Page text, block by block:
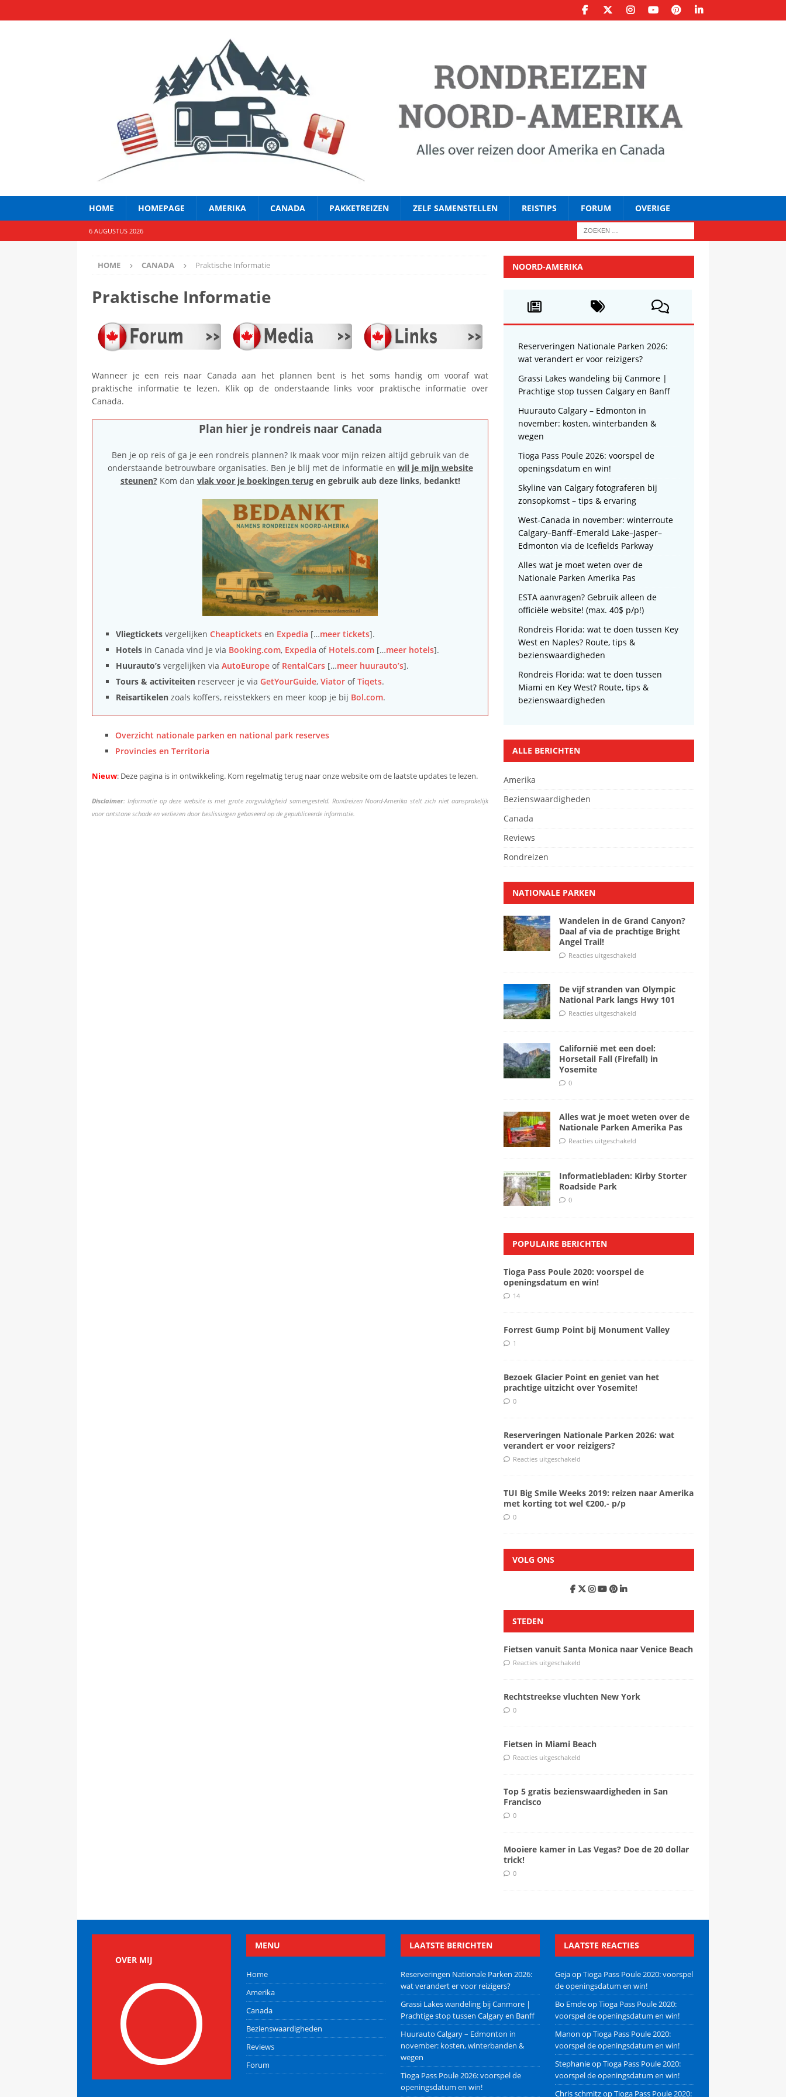
HOME HOMEPAGE AMERIKA CANADA PAKKETREIZEN ZELF SAMENSTELLEN REISTIPS FORUM OVERIGE
6 AUGUSTUS 2026
HOME CANADA Praktische Informatie
Praktische Informatie
Wanneer je een reis naar Canada aan het plannen bent is het soms handig om vooraf wat
praktische informatie te lezen. Klik op de onderstaande links voor praktische informatie over
Canada.
Plan hier je rondreis naar Canada
Ben je op reis of ga je een rondreis plannen? Ik maak voor mijn reizen altijd gebruik van de
onderstaande betrouwbare organisaties. Ben je blij met de informatie en wil je mijn website
steunen?Kom dan vlak voor je boekingen terugen gebruik aub deze links, bedankt!
Vliegtickets vergelijken Cheaptickets en Expedia […meer tickets].
Hotels in Canada vind je via Booking.com, Expedia of Hotels.com […meer hotels].
Huurauto’s vergelijken via AutoEurope of RentalCars […meer huurauto’s].
Tours & activiteiten reserveer je via GetYourGuide, Viator ofTiqets.
Reisartikelen zoals koffers, reisstekkers en meer koop je bij Bol.com.
Overzicht nationale parken en national park reserves
Provincies en Territoria
Nieuw: Deze pagina is in ontwikkeling. Kom regelmatig terug naar onze website om de laatste updates te lezen.
Disclaimer: Informatie op deze website is met grote zorgvuldigheid samengesteld. Rondreizen Noord-Amerika stelt zich niet aansprakelijk
voor ontstane schade en verliezen door beslissingen gebaseerd op de gepubliceerde informatie.
NOORD-AMERIKA
Reserveringen Nationale Parken 2026:
wat verandert er voor reizigers?
Grassi Lakes wandeling bij Canmore |
Prachtige stop tussen Calgary en Banff
Huurauto Calgary – Edmonton in
november: kosten, winterbanden &
wegen
Tioga Pass Poule 2026: voorspel de
openingsdatum en win!
Skyline van Calgary fotograferen bij
zonsopkomst – tips & ervaring
West-Canada in november: winterroute
Calgary–Banff–Emerald Lake–Jasper–
Edmonton via de Icefields Parkway
Alles wat je moet weten over de
Nationale Parken Amerika Pas
ESTA aanvragen? Gebruik alleen de
officiële website! (max. 40$ p/p!)
Rondreis Florida: wat te doen tussen Key
West en Naples? Route, tips &
bezienswaardigheden
Rondreis Florida: wat te doen tussen
Miami en Key West? Route, tips &
bezienswaardigheden
ALLE BERICHTEN
Amerika
Bezienswaardigheden
Canada
Reviews
Rondreizen
NATIONALE PARKEN
Wandelen in de Grand Canyon?
Daal af via de prachtige Bright
Angel Trail!
Reacties uitgeschakeld
De vijf stranden van Olympic
National Park langs Hwy 101
Reacties uitgeschakeld
Californië met een doel:
Horsetail Fall (Firefall) in
Yosemite
0
Alles wat je moet weten over de
Nationale Parken Amerika Pas
Reacties uitgeschakeld
Informatiebladen: Kirby Storter
Roadside Park
0
POPULAIRE BERICHTEN
Tioga Pass Poule 2020: voorspel de
openingsdatum en win!
14
Forrest Gump Point bij Monument Valley
1
Bezoek Glacier Point en geniet van het
prachtige uitzicht over Yosemite!
0
Reserveringen Nationale Parken 2026: wat
verandert er voor reizigers?
Reacties uitgeschakeld
TUI Big Smile Weeks 2019: reizen naar Amerika
met korting tot wel €200,- p/p
0
VOLG ONS
STEDEN
Fietsen vanuit Santa Monica naar Venice Beach
Reacties uitgeschakeld
Rechtstreekse vluchten New York
0
Fietsen in Miami Beach
Reacties uitgeschakeld
Top 5 gratis bezienswaardigheden in San
Francisco
0
Mooiere kamer in Las Vegas? Doe de 20 dollar
trick!
0
OVER MIJ
MENU
Home
Amerika
Canada
Bezienswaardigheden
Reviews
Forum
LAATSTE BERICHTEN
Reserveringen Nationale Parken 2026:
wat verandert er voor reizigers?
Grassi Lakes wandeling bij Canmore |
Prachtige stop tussen Calgary en Banff
Huurauto Calgary – Edmonton in
november: kosten, winterbanden &
wegen
Tioga Pass Poule 2026: voorspel de
openingsdatum en win!
LAATSTE REACTIES
GejaopTioga Pass Poule 2020: voorspel
de openingsdatum en win!
Bo EmdeopTioga Pass Poule 2020:
voorspel de openingsdatum en win!
Manon opTioga Pass Poule 2020:
voorspel de openingsdatum en win!
StephanieopTioga Pass Poule 2020:
voorspel de openingsdatum en win!
Chris schmitzopTioga Pass Poule 2020: